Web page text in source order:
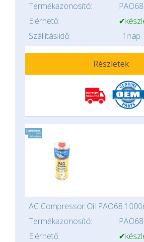
Termékazonosító:
Elérhető:
Szállításiidő:
1nap
Részletek
AC Compressor Oil PAO68
Termékazonosító:
Elérhető: